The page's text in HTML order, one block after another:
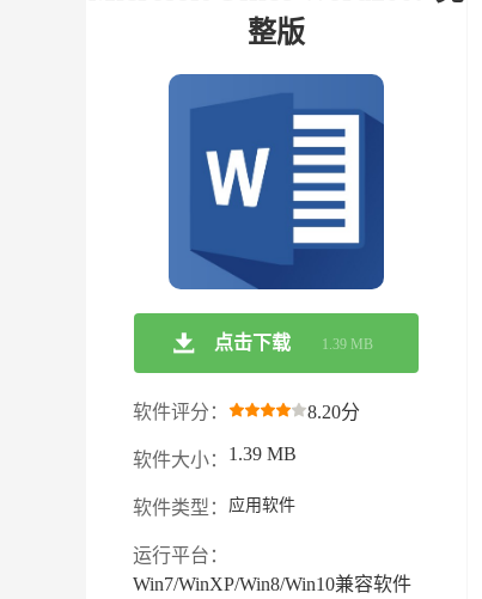
整版
点击下载 1.39 MB
软件评分： 8.20分
软件大小： 1.39 MB
软件类型： 应用软件
运行平台：
Win7/WinXP/Win8/Win10兼容软件